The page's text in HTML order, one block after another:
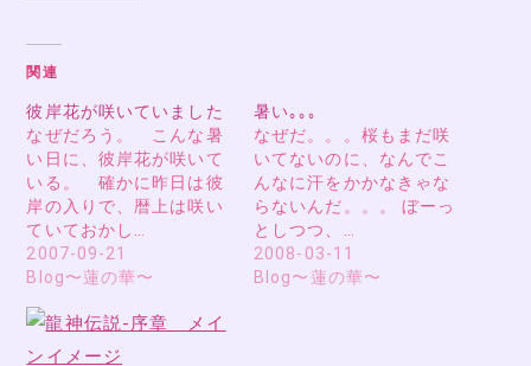
関連
彼岸花が咲いていました
なぜだろう。 こんな暑
い日に、彼岸花が咲いて
いる。 確かに昨日は彼
岸の入りで、暦上は咲い
ていておかし…
2007-09-21
Blog〜蓮の華〜
暑い｡｡｡
なぜだ。。。桜もまだ咲
いてないのに、なんでこ
んなに汗をかかなきゃな
らないんだ。。。 ぼーっ
としつつ、…
2008-03-11
Blog〜蓮の華〜